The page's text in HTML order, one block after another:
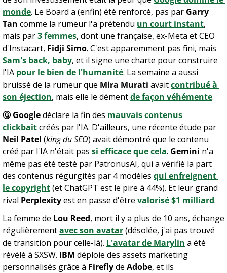
monde. Le Board a (enfin) été renforcé, pas par Garry
Tan comme la rumeur l'a prétendu un court instant,
mais par 3 femmes, dont une française, ex-Meta et CEO
d'Instacart, Fidji Simo
Sam's back, baby, et il signe une charte pour construire
l'IA pour le bien de l'humanité. La semaine a aussi
bruissé de la rumeur que Mira Murati avait contribué à
son éjection, mais elle le dément de façon véhémente.
Ⓖ Google déclare la fin des mauvais contenus
clickbait
Neil Patel (king du SEO) avait démontré que le contenu
créé par l'IA n'était pas si efficace que cela. Gemini n'a
même pas été testé par PatronusAI, qui a vérifié la part
des contenus régurgités par 4 modèles qui enfreignent
le copyright (et ChatGPT est le pire à 44%). Et leur grand
rival Perplexity est en passe d'être valorisé $1 milliard.
La femme de Lou Reed, mort il y a plus de 10 ans, échange
régulièrement avec son avatar (désolée, j'ai pas trouvé
de transition pour celle-là). L'avatar de Marylin a été
révélé à SXSW. IBM déploie des assets marketing
personnalisés grâce à Firefly de Adobe, et ils